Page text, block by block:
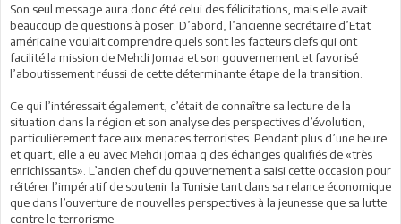
Son seul message aura donc été celui des félicitations, mais elle avait
beaucoup de questions à poser. D’abord, l’ancienne secrétaire d’Etat
américaine voulait comprendre quels sont les facteurs clefs qui ont
facilité la mission de Mehdi Jomaa et son gouvernement et favorisé
l’aboutissement réussi de cette déterminante étape de la transition.
Ce qui l’intéressait également, c’était de connaître sa lecture de la
situation dans la région et son analyse des perspectives d’évolution,
particulièrement face aux menaces terroristes. Pendant plus d’une heure
et quart, elle a eu avec Mehdi Jomaa q des échanges qualifiés de «très
enrichissants». L’ancien chef du gouvernement a saisi cette occasion pour
réitérer l’impératif de soutenir la Tunisie tant dans sa relance économique
que dans l’ouverture de nouvelles perspectives à la jeunesse que sa lutte
contre le terrorisme.